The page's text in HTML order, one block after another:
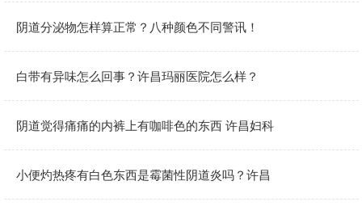
阴道分泌物怎样算正常？八种颜色不同警讯！
白带有异味怎么回事？许昌玛丽医院怎么样？
阴道觉得痛痛的内裤上有咖啡色的东西 许昌妇科
小便灼热疼有白色东西是霉菌性阴道炎吗？许昌